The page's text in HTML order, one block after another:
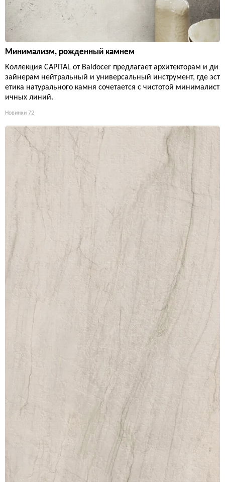
Минимализм, рожденный камнем
Коллекция CAPITAL от Baldocer предлагает архитекторам и ди
зайнерам нейтральный и универсальный инструмент, где эст
етика натурального камня сочетается с чистотой минималист
ичных линий.
Новинки 72